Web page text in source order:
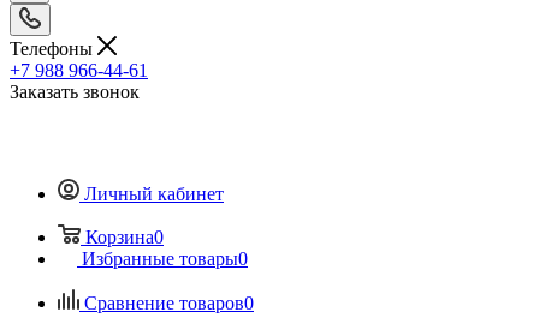
Телефоны
+7 988 966-44-61
Заказать звонок
Личный кабинет
Корзина0
Избранные товары0
Сравнение товаров0